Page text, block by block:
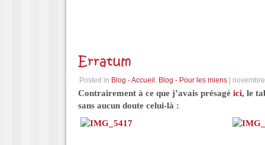
Erratum
Posted in Blog - Accueil , Blog - Pour les miens |
Contrairement à ce que j’avais présagé ici, le
sans aucun doute celui-là :